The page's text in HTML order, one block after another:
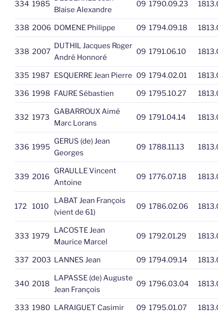
334 1985
Blaise Alexandre
09 1790.09.23
338 2006 DOMENE Philippe 09 1794.09.18
338 2007
DUTHIL Jacques Roger
André Honnoré
09 1791.06.10
335 1987 ESQUERRE Jean Pierre 09 1794.02.01
336 1998 FAURE Sébastien 09 1795.10.27
332 1973
GABARROUX Aimé
Marc Lorans
09 1791.04.14
336 1995
GERUS (de) Jean
Georges
09 1788.11.13
339 2016
GRAULLE Vincent
Antoine
09 1776.07.18
172 1010
LABAT Jean François
(vient de 61)
09 1786.02.06
333 1979
LACOSTE Jean
Maurice Marcel
09 1792.01.29
337 2003 LANNES Jean 09 1794.09.14
340 2018
LAPASSE (de) Auguste
Jean François
09 1796.03.04
333 1980 LARAIGUET Casimir 09 1795.01.07